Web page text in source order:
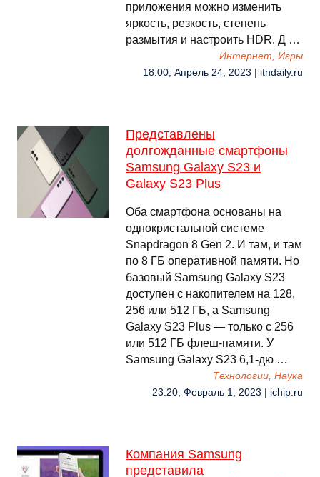
приложения можно изменить
яркость, резкость, степень
размытия и настроить HDR. Д …
Интернет, Игры
18:00, Апрель 24, 2023 | itndaily.ru
Представлены
долгожданные смартфоны
Samsung Galaxy S23 и
Galaxy S23 Plus
Оба смартфона основаны на
однокристальной системе
Snapdragon 8 Gen 2. И там, и там
по 8 ГБ оперативной памяти. Но
базовый Samsung Galaxy S23
доступен с накопителем на 128,
256 или 512 ГБ, а Samsung
Galaxy S23 Plus — только с 256
или 512 ГБ флеш-памяти. У
Samsung Galaxy S23 6,1-дю …
Технологии, Наука
23:20, Февраль 1, 2023 | ichip.ru
Компания Samsung
представила